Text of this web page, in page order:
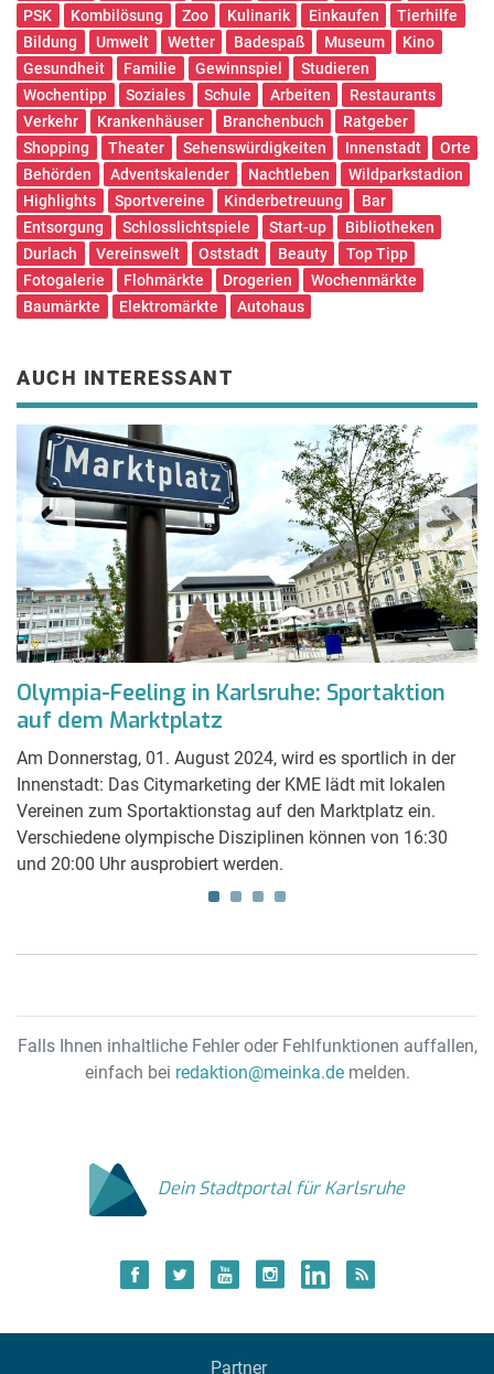
PSK
Kombilösung Zoo Kulinarik Einkaufen
Tierhilfe
Bildung
Umwelt Wetter Badespaß Museum
Kino
Gesundheit
Familie Gewinnspiel
Studieren
Wochentipp
Soziales Schule Arbeiten
Restaurants
Verkehr
Krankenhäuser Branchenbuch
Ratgeber
Shopping
Theater Sehenswürdigkeiten Innenstadt
Orte
Behörden
Adventskalender Nachtleben
Wildparkstadion
Highlights
Sportvereine Kinderbetreuung
Bar
Entsorgung
Schlosslichtspiele Start-up
Bibliotheken
Durlach
Vereinswelt Oststadt Beauty
Top Tipp
Fotogalerie
Flohmärkte Drogerien
Wochenmärkte
Baumärkte
Elektromärkte Autohaus
AUCH INTERESSANT
Olympia-Feeling in Karlsruhe: Sportaktion
auf dem Marktplatz
Am Donnerstag, 01. August 2024, wird es sportlich in der
Innenstadt: Das Citymarketing der KME lädt mit lokalen
Vereinen zum Sportaktionstag auf den Marktplatz ein.
Verschiedene olympische Disziplinen können von 16:30
und 20:00 Uhr ausprobiert werden.
Falls Ihnen inhaltliche Fehler oder Fehlfunktionen auffallen,
einfach bei redaktion@meinka.demelden.
Dein Stadtportal für Karlsruhe
Partner